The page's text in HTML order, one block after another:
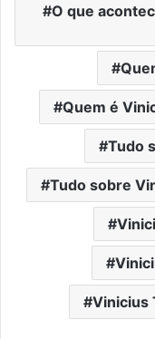
O que
Quem é
Tudo
Tudo sobre
Vinicius